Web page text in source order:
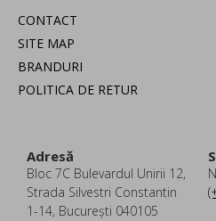
CONTACT
SITE MAP
BRANDURI
POLITICA DE RETUR
Adresă
Bloc 7C Bulevardul Unirii 12,
Strada Silvestri Constantin
1-14, București 040105